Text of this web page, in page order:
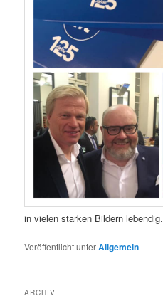
in vielen starken Bildern lebendig.
Veröffentlicht unterAllgemein
ARCHIV